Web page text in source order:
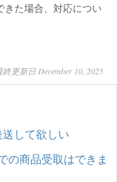
きた場合、対応につい
終更新日 December 10, 2025
して欲しい
の商品受取はできま